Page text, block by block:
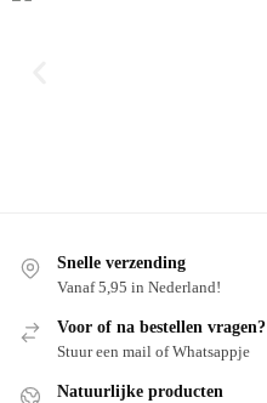
Snelle verzending
Vanaf 5,95 in Nederland!
Voor of na bestellen vragen?
Stuur een mail of Whatsappje
Natuurlijke producten